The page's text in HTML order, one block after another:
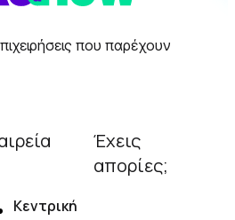
που παρέχουν
Κεντρική
Έχεις
απορίες;